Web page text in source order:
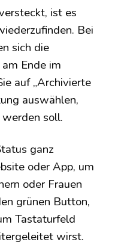
ist es
Bei
sich die
Ende im
auf „Archivierte
auswählen,
soll.
ganz
oder App, um
oder Frauen
grünen Button,
Tastaturfeld
wirst.